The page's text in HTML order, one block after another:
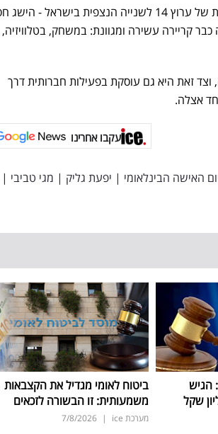
בתקופה קצרה בלבד, מגי טביבי הזניקה את מהדורת החדשות של ערוץ 14 לשנייה הנצפית בישראל -
וברייטינג בפרט. רק בת 28, ומאחוריה כבר קריירה עשירה ומגוונת: במשחק, בטלוויזיה,
זאת היא גם עוסקת בפעילות חברותית דרך
אצלה.
עקבו אחרינו
האישה הבינלאומי | יפעת גליק | מגי טביבי |
הגיש
ביטוח לאומי מגדיל את הקצבאות
משמעותית: זו הבשורה לזכאים
מערכת ice |
7/8/2026